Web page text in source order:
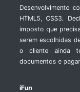
Desenvolvimento
HTML5, CSS3.
imposto que
serem escolhidas
o cliente ainda
documentos e
iFun